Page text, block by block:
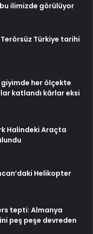
ilimizde görülüyor
Türkiye tarihi
giyimde her ölçekte
katlandı kârlar eksi
Halindeki Araçta
Helikopter
tepti: Almanya
peş peşe devreden